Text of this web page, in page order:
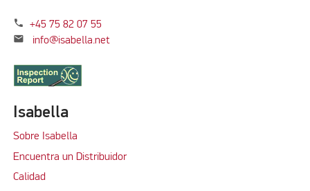
phone +45 75 82 07 55
mail info@isabella.net
Isabella
Sobre Isabella
Encuentra un Distribuidor
Calidad